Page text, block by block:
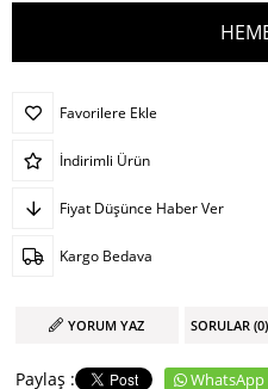
Favorilere Ekle
İndirimli Ürün
Fiyat Düşünce Haber Ver
Kargo Bedava
YORUM YAZ SORULAR
WhatsApp